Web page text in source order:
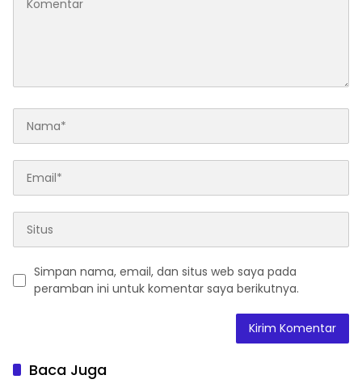
Simpan nama, email, dan situs web saya pada
peramban ini untuk komentar saya berikutnya.
Baca Juga